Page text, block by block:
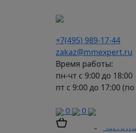
+7(495) 989-17-44
zakaz@mmexpert.ru
Время работы:
пн-чт с 9:00 до 18:00
пт с 9:00 до 17:00
0 0
Каталог